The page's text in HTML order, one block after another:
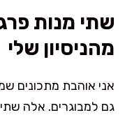
שתי מנות
מהניסיון שלי
אני אוהבת מתכונים
גם למבוגרים. אלה שתי